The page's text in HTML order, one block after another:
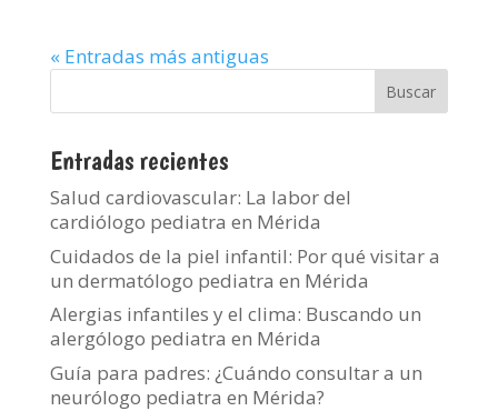
« Entradas más antiguas
Entradas recientes
Salud cardiovascular: La labor del
cardiólogo pediatra en Mérida
Cuidados de la piel infantil: Por qué visitar a
un dermatólogo pediatra en Mérida
Alergias infantiles y el clima: Buscando un
alergólogo pediatra en Mérida
Guía para padres: ¿Cuándo consultar a un
neurólogo pediatra en Mérida?